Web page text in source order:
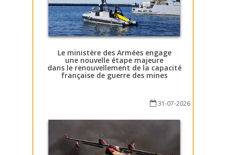
Le ministère des Armées engage
une nouvelle étape majeure
dans le renouvellement de la capacité
française de guerre des mines
31-07-2026